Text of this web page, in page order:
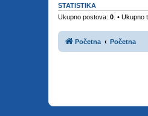
STATISTIKA
Ukupno postova: 0 . • Ukupno
Početna Početna